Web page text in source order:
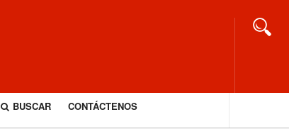
BUSCAR CONTÁCTENOS